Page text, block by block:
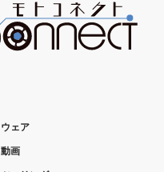
ウェア
動画